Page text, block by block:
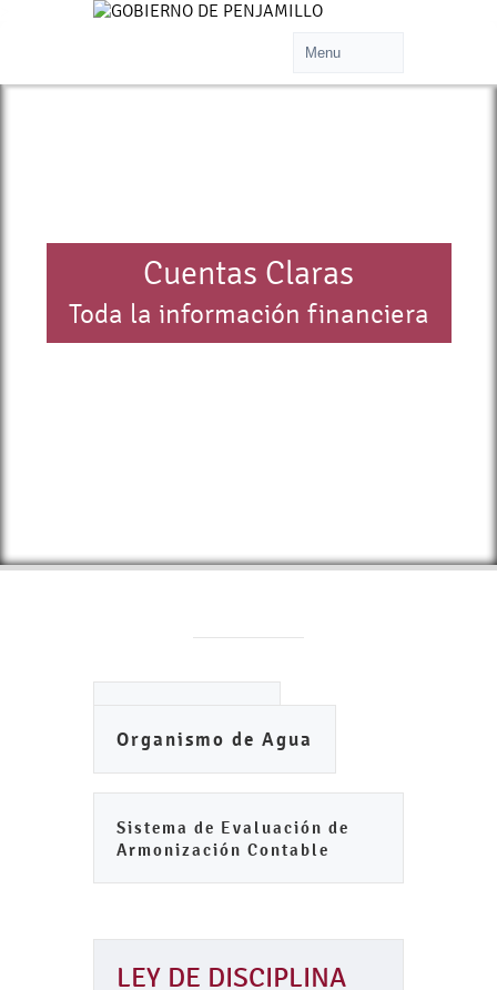
Cuentas Claras
Toda la información financiera
Organismo de Agua
Sistema de Evaluación de
Armonización Contable
LEY DE DISCIPLINA